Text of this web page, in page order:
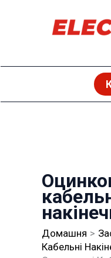
Домашня
Кабельні